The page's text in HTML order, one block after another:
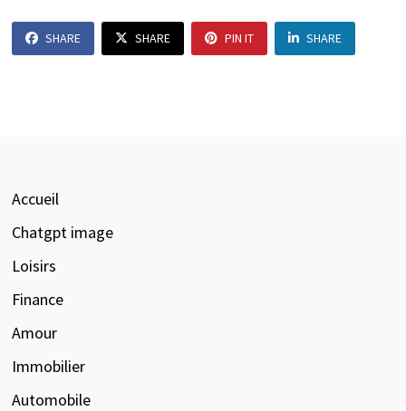
SHARE SHARE PIN IT SHARE
Accueil
Chatgpt image
Loisirs
Finance
Amour
Immobilier
Automobile